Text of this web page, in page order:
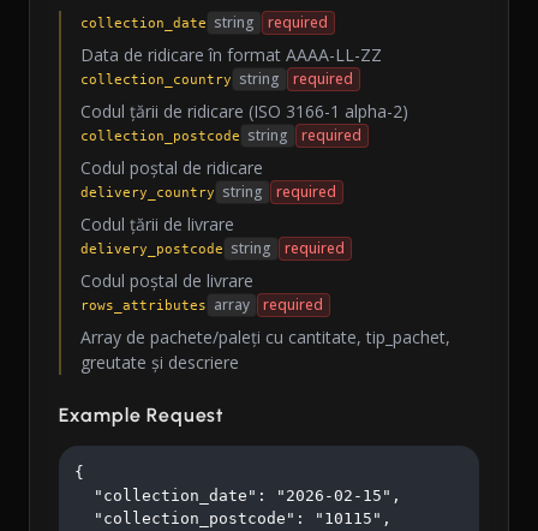
collection_date string required
Data de ridicare în format AAAA-LL-ZZ
collection_country string required
Codul țării de ridicare (ISO 3166-1 alpha-2)
collection_postcode string required
Codul poștal de ridicare
delivery_country string required
Codul țării de livrare
delivery_postcode string required
Codul poștal de livrare
rows_attributes array required
Array de pachete/paleți cu cantitate, tip_pachet,
greutate și descriere
Example Request
{
  "collection_date": "2026-02-15",
  "collection_postcode": "10115",